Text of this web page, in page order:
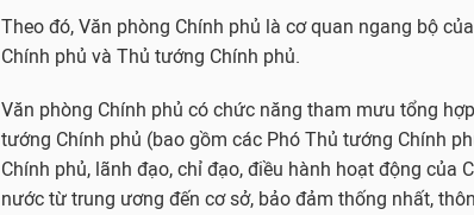
Theo đó, Văn phòng Chính phủ là cơ quan ngang bộ
Chính phủ và Thủ tướng Chính phủ.
Văn phòng Chính phủ có chức năng tham mưu tổng
tướng Chính phủ (bao gồm các Phó Thủ tướng Chính
Chính phủ, lãnh đạo, chỉ đạo, điều hành hoạt động của
nước từ trung ương đến cơ sở, bảo đảm thống nhất,